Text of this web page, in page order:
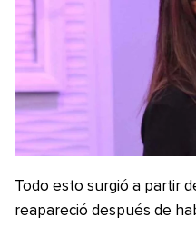
Todo esto surgió a partir
reapareció después de